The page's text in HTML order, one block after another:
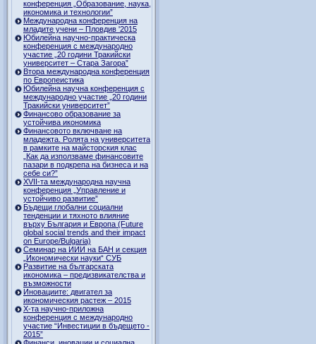
конференция „Образование, наука,
икономика и технологии”
Международна конференция на
младите учени – Пловдив '2015
Юбилейна научно-практическа
конференция с международно
участие „20 години Тракийски
университет – Стара Загора”
Втора международна конференция
по Европеистика
Юбилейна научна конференция с
международно участие „20 години
Тракийски университет”
Финансово образование за
устойчива икономика
Финансовото включване на
младежта. Ролята на университета
в рамките на майсторския клас
„Как да използваме финансовите
пазари в подкрепа на бизнеса и на
себе си?”
XVII-та международна научна
конференция „Управление и
устойчиво развитие”
Бъдещи глобални социални
тенденции и тяхното влияние
върху България и Европа (Future
global social trends and their impact
on Europe/Bulgaria)
Семинар на ИИИ на БАН и секция
„Икономически науки“ СУБ
Развитие на българската
икономика – предизвикателства и
възможности
Иновациите: двигател за
икономическия растеж – 2015
Х-та научно-приложна
конференция с международно
участие “Инвестиции в бъдещето -
2015”
Финанси, иновации и социална